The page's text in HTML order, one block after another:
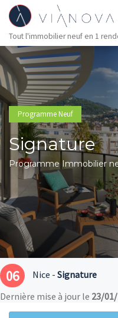
Tout l'immobilier neuf en 1
Programme Neuf
Signature
Programme Immobilier
06 Nice - Signature
Dernière mise à jour le 23/